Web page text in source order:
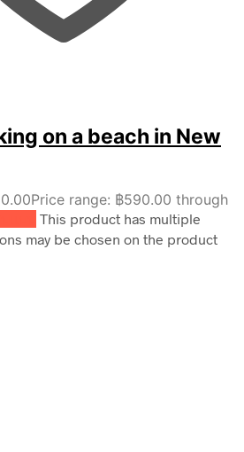
on a beach in New
Price range: ฿590.00 through
This product has multiple
may be chosen on the product